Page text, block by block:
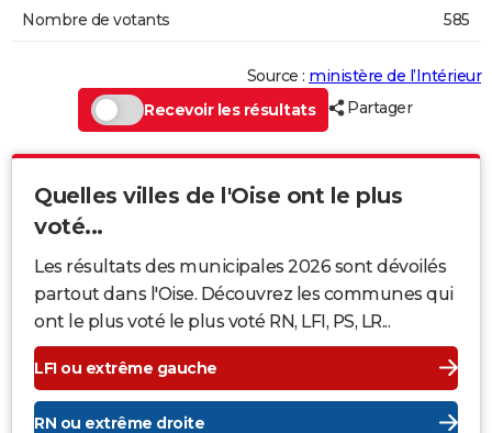
Nombre de votants 585
Source : ministère de l’Intérieur
Recevoir les résultats
Partager
Quelles villes de l'Oise ont le plus
voté...
Les résultats des municipales 2026 sont dévoilés
partout dans l'Oise. Découvrez les communes qui
ont le plus voté le plus voté RN, LFI, PS, LR...
LFI ou extrême gauche
RN ou extrême droite